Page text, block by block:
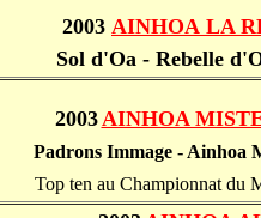
2003 AINHOA LA
Sol d'Oa - Rebelle
2003 AINHOA
Padrons Immage - Ainhoa
Top ten au Championnat du